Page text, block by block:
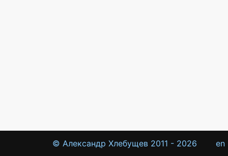
© Александр Хлебущев 2011 - 2026 en